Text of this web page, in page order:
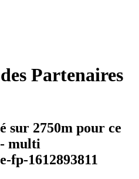
Partenaires
sur 2750m pour ce
- multi